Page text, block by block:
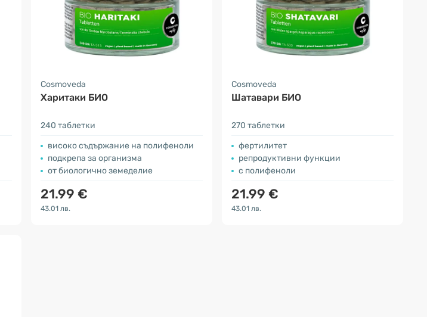
Cosmoveda
Харитаки БИО
240 таблетки
високо съдържание на полифеноли
подкрепа за организма
от биологично земеделие
21.99 €
43.01 лв.
Cosmoveda
Шатавари БИО
270 таблетки
фертилитет
репродуктивни функции
с полифеноли
21.99 €
43.01 лв.